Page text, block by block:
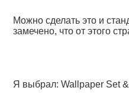
Можно сделать это и
замечено, что от этого
Я выбрал: Wallpaper Set